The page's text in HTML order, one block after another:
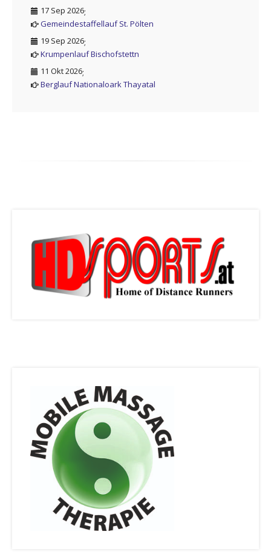
17 Sep 2026;
Gemeindestaffellauf St. Pölten
19 Sep 2026;
Krumpenlauf Bischofstettn
11 Okt 2026;
Berglauf Nationaloark Thayatal